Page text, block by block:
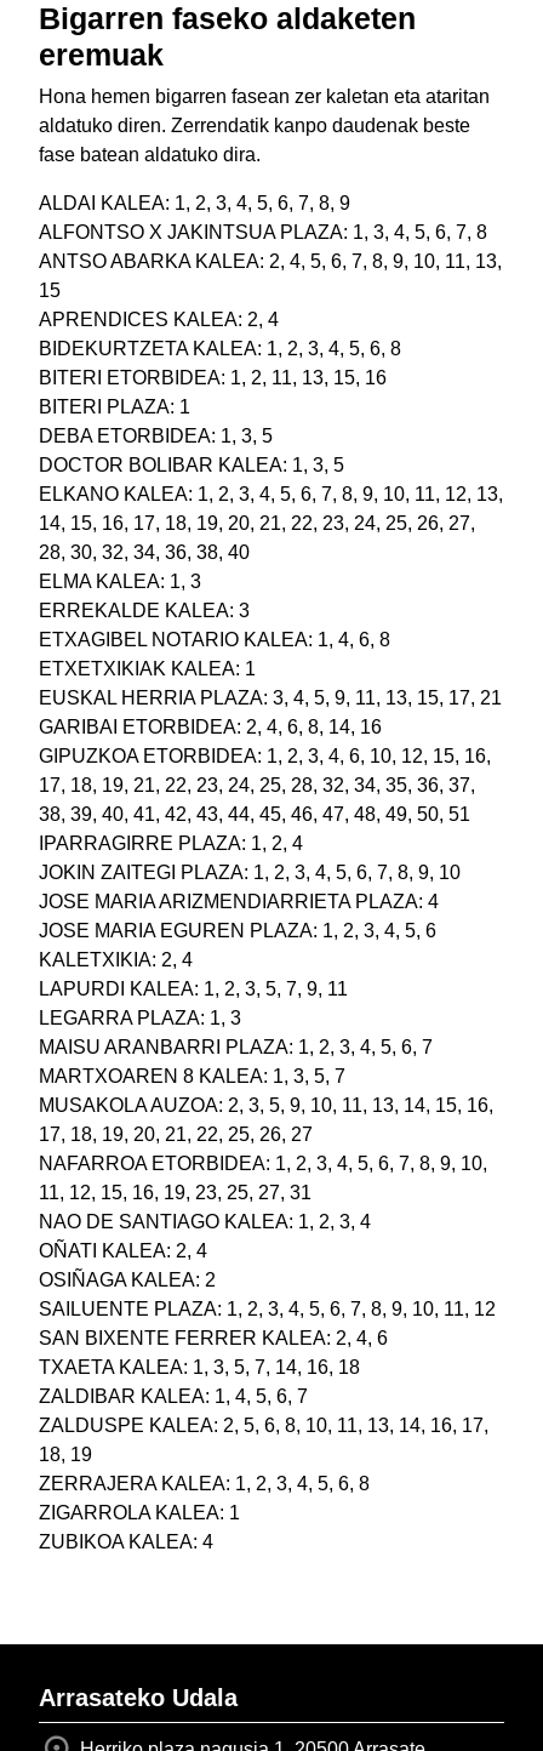
Bigarren faseko aldaketen
eremuak
Hona hemen bigarren fasean zer kaletan eta ataritan
aldatuko diren. Zerrendatik kanpo daudenak beste
fase batean aldatuko dira.
ALDAI KALEA: 1, 2, 3, 4, 5, 6, 7, 8, 9
ALFONTSO X JAKINTSUA PLAZA: 1, 3, 4, 5, 6, 7, 8
ANTSO ABARKA KALEA: 2, 4, 5, 6, 7, 8, 9, 10, 11, 13,
15
APRENDICES KALEA: 2, 4
BIDEKURTZETA KALEA: 1, 2, 3, 4, 5, 6, 8
BITERI ETORBIDEA: 1, 2, 11, 13, 15, 16
BITERI PLAZA: 1
DEBA ETORBIDEA: 1, 3, 5
DOCTOR BOLIBAR KALEA: 1, 3, 5
ELKANO KALEA: 1, 2, 3, 4, 5, 6, 7, 8, 9, 10, 11, 12, 13,
14, 15, 16, 17, 18, 19, 20, 21, 22, 23, 24, 25, 26, 27,
28, 30, 32, 34, 36, 38, 40
ELMA KALEA: 1, 3
ERREKALDE KALEA: 3
ETXAGIBEL NOTARIO KALEA: 1, 4, 6, 8
ETXETXIKIAK KALEA: 1
EUSKAL HERRIA PLAZA: 3, 4, 5, 9, 11, 13, 15, 17, 21
GARIBAI ETORBIDEA: 2, 4, 6, 8, 14, 16
GIPUZKOA ETORBIDEA: 1, 2, 3, 4, 6, 10, 12, 15, 16,
17, 18, 19, 21, 22, 23, 24, 25, 28, 32, 34, 35, 36, 37,
38, 39, 40, 41, 42, 43, 44, 45, 46, 47, 48, 49, 50, 51
IPARRAGIRRE PLAZA: 1, 2, 4
JOKIN ZAITEGI PLAZA: 1, 2, 3, 4, 5, 6, 7, 8, 9, 10
JOSE MARIA ARIZMENDIARRIETA PLAZA: 4
JOSE MARIA EGUREN PLAZA: 1, 2, 3, 4, 5, 6
KALETXIKIA: 2, 4
LAPURDI KALEA: 1, 2, 3, 5, 7, 9, 11
LEGARRA PLAZA: 1, 3
MAISU ARANBARRI PLAZA: 1, 2, 3, 4, 5, 6, 7
MARTXOAREN 8 KALEA: 1, 3, 5, 7
MUSAKOLA AUZOA: 2, 3, 5, 9, 10, 11, 13, 14, 15, 16,
17, 18, 19, 20, 21, 22, 25, 26, 27
NAFARROA ETORBIDEA: 1, 2, 3, 4, 5, 6, 7, 8, 9, 10,
11, 12, 15, 16, 19, 23, 25, 27, 31
NAO DE SANTIAGO KALEA: 1, 2, 3, 4
OÑATI KALEA: 2, 4
OSIÑAGA KALEA: 2
SAILUENTE PLAZA: 1, 2, 3, 4, 5, 6, 7, 8, 9, 10, 11, 12
SAN BIXENTE FERRER KALEA: 2, 4, 6
TXAETA KALEA: 1, 3, 5, 7, 14, 16, 18
ZALDIBAR KALEA: 1, 4, 5, 6, 7
ZALDUSPE KALEA: 2, 5, 6, 8, 10, 11, 13, 14, 16, 17,
18, 19
ZERRAJERA KALEA: 1, 2, 3, 4, 5, 6, 8
ZIGARROLA KALEA: 1
ZUBIKOA KALEA: 4
Arrasateko Udala